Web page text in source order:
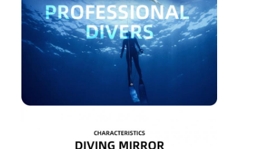
Skontaktuj się z nami
Nowości
Maska nurkowa dla dorosłych